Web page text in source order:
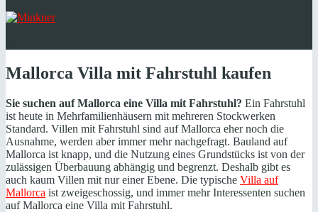
Mallorca Villa mit Fahrstuhl kaufen
Sie suchen auf Mallorca eine Villa mit Fahrstuhl? Ein Fahrstuhl
ist heute in Mehrfamilienhäusern mit mehreren Stockwerken
Standard. Villen mit Fahrstuhl sind auf Mallorca eher noch die
Ausnahme, werden aber immer mehr nachgefragt. Bauland auf
Mallorca ist knapp, und die Nutzung eines Grundstücks ist von der
zulässigen Überbauung abhängig und begrenzt. Deshalb gibt es
auch kaum Villen mit nur einer Ebene. Die typische Villa auf
Mallorca ist zweigeschossig, und immer mehr Interessenten suchen
auf Mallorca eine Villa mit Fahrstuhl.